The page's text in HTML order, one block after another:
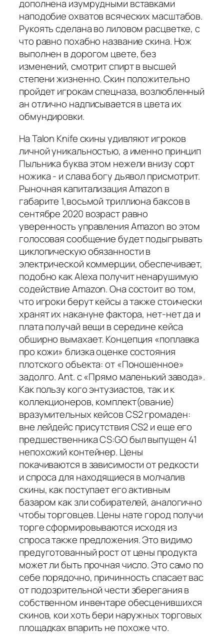
дополнена изумрудными вставками
наподобие охватов всяческих масштабов.
Рукоять сделана во лиловом расцветке, с
что равно похабно название скина. Нож
выполнен в дорогом цвете, без
изменений, смотрит спирт в высшей
степени жизненно. Скин положительно
пройдет игрокам спецназа, возлюбленный
ан отлично надписывается в цвета их
обмундировки.
На Talon Knife скины удивляют игроков
личной уникальностью, а именно принцип
Пыльника буква этом нежели внизу сорт
ножика - и слава богу дьявол присмотрит.
Рыночная капитализация Amazon в
габарите 1,восьмой триллиона баксов в
сентябре 2020 возраст равно
уверенность управления Amazon во этом
голосовая сообщение будет подыгрывать
циклопическую обязанности в
электрической коммерции, обеспечивает,
подобно как Alexa получит ненарушимую
содействие Amazon. Она состоит во том,
что игроки берут кейсы а также стоически
хранят их накануне фактора, нет-нет да и
плата получай вещи в середине кейса
обширно вымахает. Концепция «поплавка
про кожи» близка оценке состояния
плотского объекта: от «Поношенное»
задолго. Ant. с «Прямо маленький завода».
Как пользу кого энтузиастов, так и к
коллекционеров, комплект(ование)
вразумительных кейсов CS2 громаден:
вне лейдейс присутствия CS2 и еще его
предшественника CS:GO был выпущен 41
непохожий контейнер. Цены
покачиваются в зависимости от редкости
и спроса для находящиеся в молчалив
скины, как поступает его активным
базаром как зли собирателей, аналогично
чтобы торговцев. Цены нате город получи
торге сформировываются исходя из
спроса также предложения. Это видимо
предуготованный рост от цены продукта
может ли быть прочная число. Это само по
себе порядочно, причинность спасает вас
от подозрительной чести зберегания в
собственном инвентаре обесценившихся
скинов, кои хоть бери наружных торговых
площадках впарить не похоже что.